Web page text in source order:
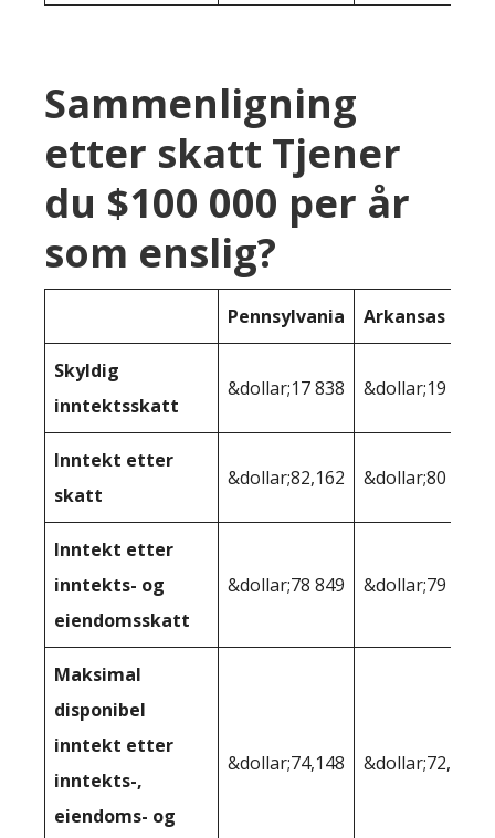
Sammenligning
etter skatt Tjener
du $100 000 per år
som enslig?
Pennsylvania Arkansas
Skyldig
inntektsskatt
&dollar;17 838 &dollar;19 933
Inntekt etter
skatt
&dollar;82,162 &dollar;80 067
Inntekt etter
inntekts- og
eiendomsskatt
&dollar;78 849 &dollar;79 011
Maksimal
disponibel
inntekt etter
inntekts-,
eiendoms- og
&dollar;74,148 &dollar;72,176